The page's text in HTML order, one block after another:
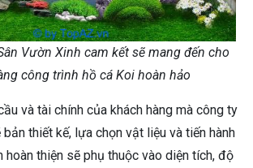
Vườn Xinh cam kết sẽ mang đến cho
công trình hồ cá Koi hoàn hảo
và tài chính của khách hàng mà công ty
thiết kế, lựa chọn vật liệu và tiến hành
hoàn thiện sẽ phụ thuộc vào diện tích, độ